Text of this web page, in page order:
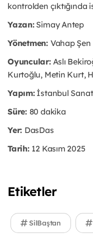
kontrolden çıktığında
Yazan:Simay Antep
Yönetmen: Vahap Şen
Oyuncular:Aslı
Kurtoğlu, Metin Kurt,
Yapım:İstanbul
Süre: 80 dakika
Yer: DasDas
Tarih: 12 Kasım 2025
Etiketler
SilBaştan